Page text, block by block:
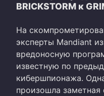
BRICKSTORM к
На
эксперты Mandiant
вредоносную
известную по
кибершпионажа.
произошла